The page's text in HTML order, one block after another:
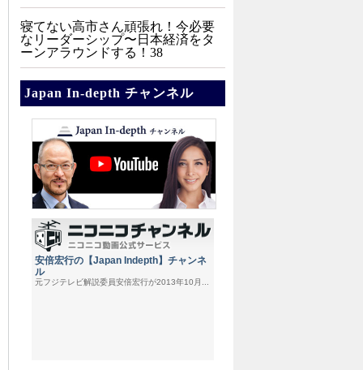
寝てない高市さん頑張れ！今必要
なリーダーシップ〜日本経済をタ
ーンアラウンドする！38
Japan In-depth チャンネル